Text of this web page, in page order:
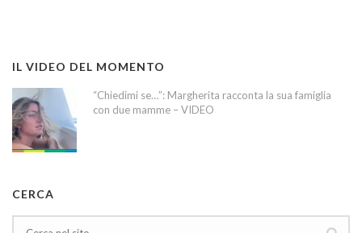
IL VIDEO DEL MOMENTO
“Chiedimi se…”: Margherita racconta la sua famiglia
con due mamme – VIDEO
CERCA